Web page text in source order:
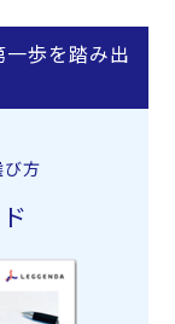
歩を踏み出
方